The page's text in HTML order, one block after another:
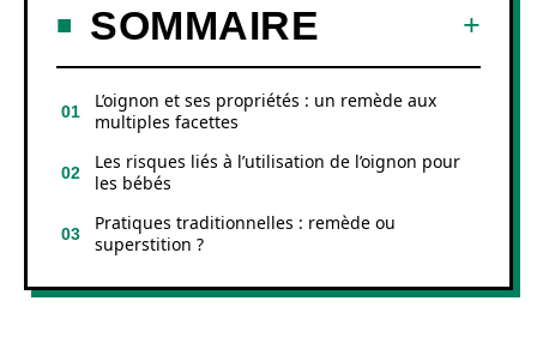
SOMMAIRE
L’oignon et ses propriétés : un remède aux
multiples facettes
Les risques liés à l’utilisation de l’oignon pour
les bébés
Pratiques traditionnelles : remède ou
superstition ?